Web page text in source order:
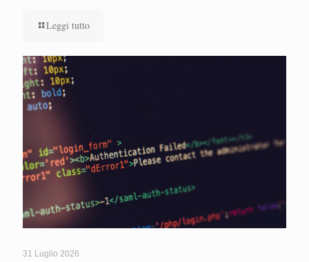
Leggi tutto
31 Luglio 2026